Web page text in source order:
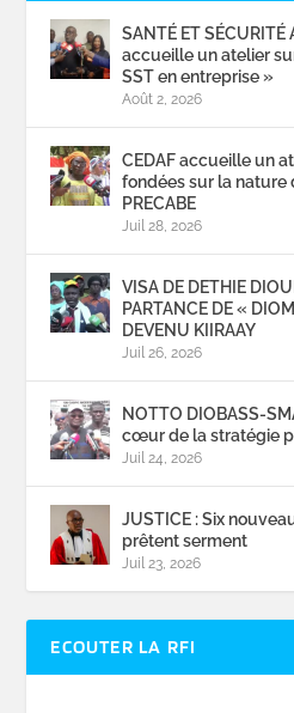
SANTÉ ET SÉCURITÉ
accueille un atelier
SST en entreprise »
Août 2, 2026
CEDAF accueille un
fondées sur la nature
PRECABE
Juil 28, 2026
VISA DE DETHIE
PARTANCE DE «
DEVENU KIIRAAY
Juil 26, 2026
NOTTO DIOBASS-
cœur de la stratégie
Juil 24, 2026
JUSTICE : Six
prêtent serment
Juil 23, 2026
ECOUTER LA RFI